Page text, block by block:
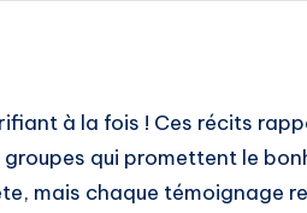
à la fois ! Ces récits
qui promettent le
mais chaque témoignage